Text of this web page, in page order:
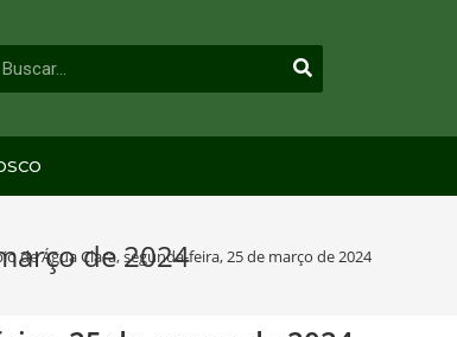
de 2024
de Água Clara, segunda-feira, 25 de março de 2024